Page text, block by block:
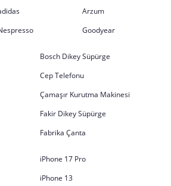
Arzum
Goodyear
Bosch Dikey Süpürge
Cep Telefonu
Çamaşır Kurutma Makinesi
Fakir Dikey Süpürge
Fabrika Çanta
iPhone 17 Pro
iPhone 13